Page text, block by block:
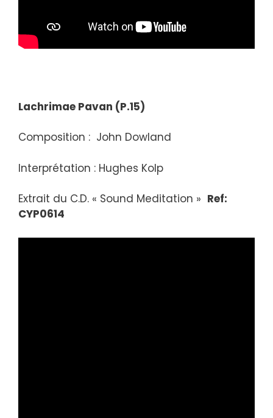
Lachrimae Pavan (P.15)
Composition : John Dowland
Interprétation : Hughes Kolp
Extrait du C.D. « Sound Meditation » Ref:
CYP0614